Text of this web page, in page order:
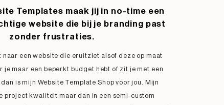
Templates maak jij in no-time een
website die bij je branding past
zonder frustraties.
naar een website die eruitziet alsof deze op maat
je maar een beperkt budget hebt of zit je met een
is mijn Website Template Shop voor jou. Mijn
project kwaliteit maar dan in een semi-custom